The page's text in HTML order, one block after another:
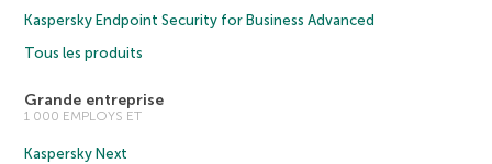
Kaspersky Endpoint Security for Business Advanced
Tous les produits
Grande entreprise
1 000 EMPLOYS ET
Kaspersky Next